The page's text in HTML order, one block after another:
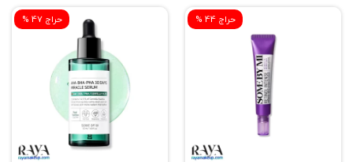
% حراج 44 % حراج 47